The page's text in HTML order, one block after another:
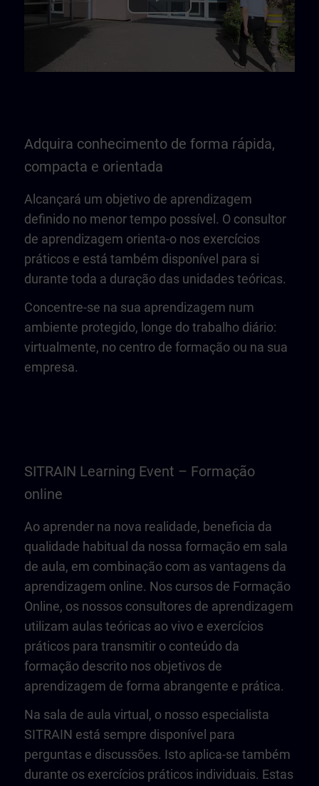
Play
Adquira conhecimento de forma rápida,
compacta e orientada
Alcançará um objetivo de aprendizagem
definido no menor tempo possível. O consultor
de aprendizagem orienta-o nos exercícios
práticos e está também disponível para si
durante toda a duração das unidades teóricas.
Concentre-se na sua aprendizagem num
ambiente protegido, longe do trabalho diário:
virtualmente, no centro de formação ou na sua
empresa.
SITRAIN Learning Event – Formação
online
Ao aprender na nova realidade, beneficia da
qualidade habitual da nossa formação em sala
de aula, em combinação com as vantagens da
aprendizagem online. Nos cursos de Formação
Online, os nossos consultores de aprendizagem
utilizam aulas teóricas ao vivo e exercícios
práticos para transmitir o conteúdo da
formação descrito nos objetivos de
aprendizagem de forma abrangente e prática.
Na sala de aula virtual, o nosso especialista
SITRAIN está sempre disponível para
perguntas e discussões. Isto aplica-se também
durante os exercícios práticos individuais. Estas